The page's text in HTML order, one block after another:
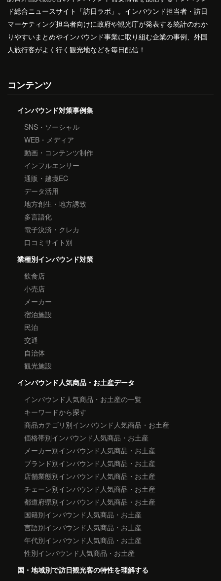
ド総合ニュースサイト「訪日ラボ」。インバウンド担当者・訪日
マーケティング担当者向けに政府や観光庁が発表する統計のわか
りやすいまとめやインバウンド事業に取り組む企業の事例、外国
人旅行客がよく行く観光地などを毎日配信！
コンテンツ
インバウンド対策事例集
SNS・ソーシャル
WEB・メディア
動画・コンテンツ制作
インフルエンサー
通販・越境EC
データ活用
地方創生・地方誘致
多言語化
電子決済・クレカ
口コミサイト別
業種別インバウンド対策
飲食店
小売店
メーカー
宿泊施設
民泊
交通
自治体
観光施設
インバウンド人気商品・お土産データ
インバウンド人気商品・お土産の一覧
キーワードから探す
商品カテゴリ別インバウンド人気商品・お土産
価格帯別インバウンド人気商品・お土産
メーカー別インバウンド人気商品・お土産
ブランド別インバウンド人気商品・お土産
店舗業態別インバウンド人気商品・お土産
チェーン別インバウンド人気商品・お土産
都道府県別インバウンド人気商品・お土産
国籍別インバウンド人気商品・お土産
言語別インバウンド人気商品・お土産
年代別インバウンド人気商品・お土産
性別インバウンド人気商品・お土産
国・地域別で訪日観光客の特性を理解する